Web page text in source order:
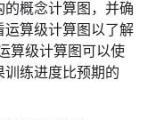
概念计算图，并确
算级计算图以了解
算级计算图可以使
练进度比预期的